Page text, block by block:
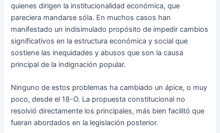
quienes dirigen la institucionalidad económica, que
pareciera mandarse sóla. En muchos casos han
manifestado un indisimulado propósito de impedir cambios
significativos en la estructura económica y social que
sostiene las inequidades y abusos que son la causa
principal de la indignación popular.
Ninguno de estos problemas ha cambiado un ápice, o muy
poco, desde el 18-O. La propuesta constitucional no
resolvió directamente los principales, más bien facilitó que
fueran abordados en la legislación posterior.